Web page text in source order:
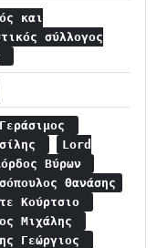
και
σύλλογος
Lord
Βύρων
Θανάσης
Κούρτσιο
Μιχάλης
Γεώργιος